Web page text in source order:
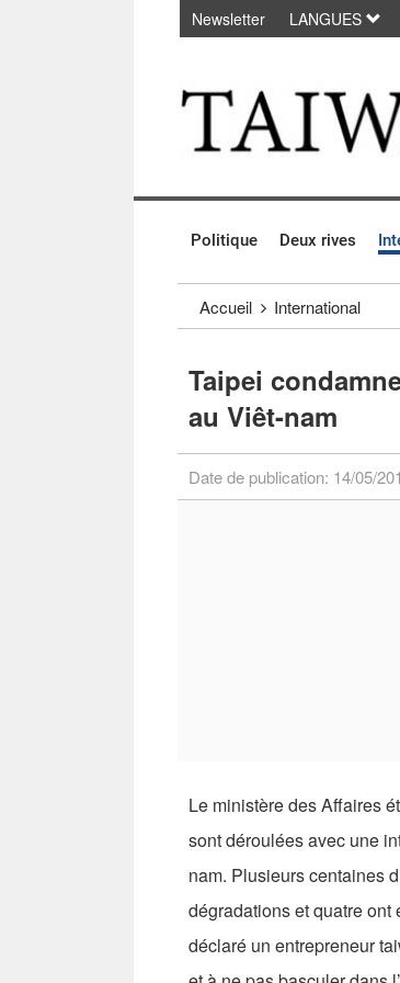
Passer au contenu principal
Newsletter LANGUES
Politique Deux rives
Accueil International
Taipei
au Viêt-nam
Date de publication: 14/05/
Le ministère des Affaires
sont déroulées avec une
nam. Plusieurs centaines
dégradations et quatre
déclaré un entrepreneur